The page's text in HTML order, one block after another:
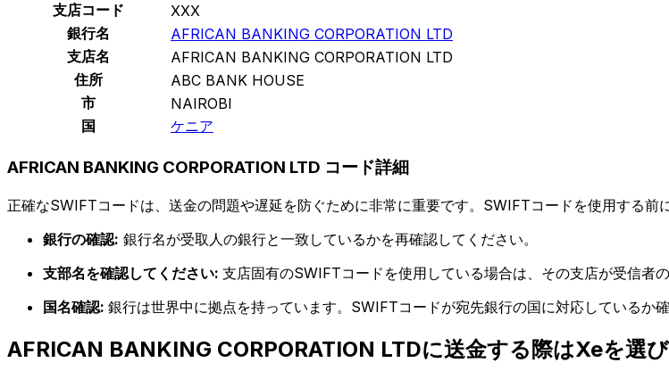
支店コード
XXX
銀行名
AFRICAN BANKING CORPORATION LTD
支店名
AFRICAN BANKING CORPORATION LTD
住所
ABC BANK HOUSE
市
NAIROBI
国
ケニア
AFRICAN BANKING CORPORATION LTD コード詳細
正確なSWIFTコードは、送金の問題や遅延を防ぐために非常に重要です。SWIFTコードを使用する前
銀行の確認: 銀行名が受取人の銀行と一致しているかを再確認してください。
支部名を確認してください: 支店固有のSWIFTコードを使用している場合は、その支店が受信者
国名確認: 銀行は世界中に拠点を持っています。SWIFTコードが宛先銀行の国に対応しているか確
AFRICAN BANKING CORPORATION LTDに送金する際はXeを選